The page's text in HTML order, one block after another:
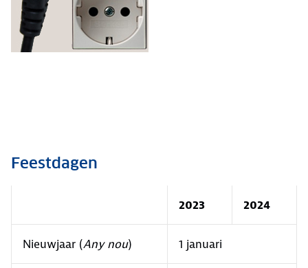
Feestdagen
2023 2024
Nieuwjaar (Any nou) 1 januari